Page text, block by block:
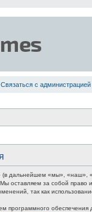
Связаться с администрацией
дальнейшем «мы», «наш»,
оставляем за собой
так как
обеспечения